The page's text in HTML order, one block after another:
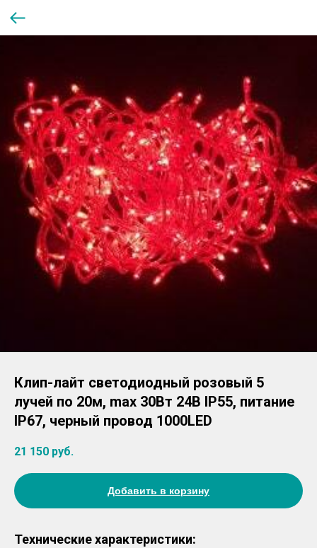
Клип-лайт светодиодный розовый 5
лучей по 20м, max 30Вт 24В IP55, питание
IP67, черный провод 1000LED
21 150 руб.
Добавить в корзину
Технические характеристики: